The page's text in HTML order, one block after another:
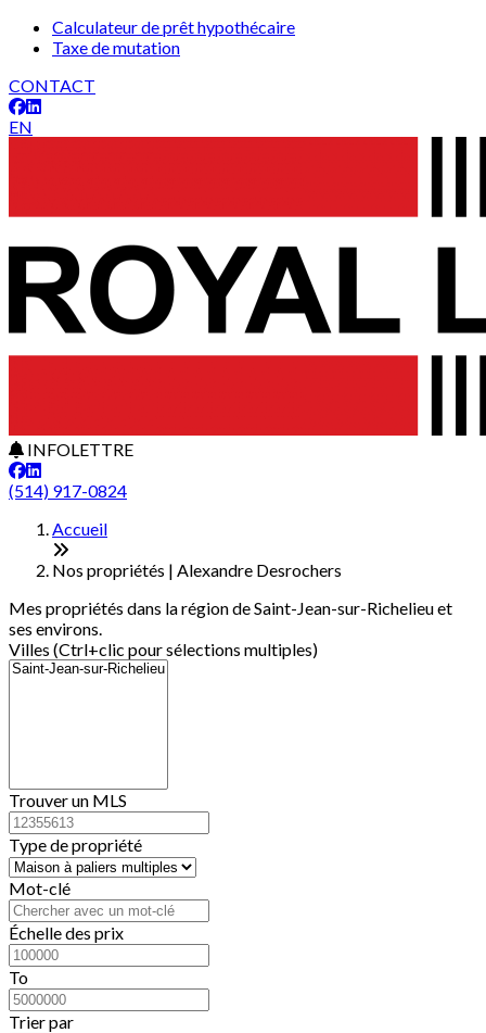
Calculateur de prêt hypothécaire
Taxe de mutation
CONTACT
EN
INFOLETTRE
(514) 917-0824
+
−
Accueil
Nos propriétés | Alexandre Desrochers
Mes propriétés dans la région de Saint-Jean-sur-Richelieu et
ses environs.
Villes (Ctrl+clic pour sélections multiples)
Trouver un MLS
Type de propriété
Mot-clé
Échelle des prix
To
Trier par